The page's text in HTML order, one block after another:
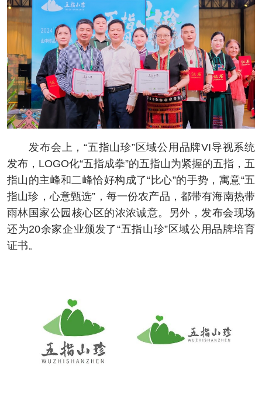
发布会上，“五指山珍”区域公用品牌VI导视系统
发布，LOGO化“五指成拳”的五指山为紧握的五指，五
指山的主峰和二峰恰好构成了“比心”的手势，寓意“五
指山珍，心意甄选”，每一份农产品，都带有海南热带
雨林国家公园核心区的浓浓诚意。另外，发布会现场
还为20余家企业颁发了“五指山珍”区域公用品牌培育
证书。